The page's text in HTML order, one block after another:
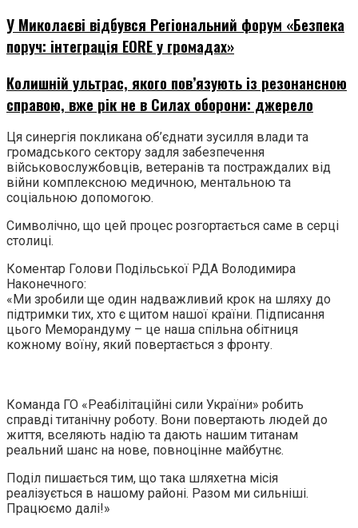
У Миколаєві відбувся Регіональний форум «Безпека
поруч: інтеграція EORE у громадах»
Колишній ультрас, якого пов’язують із резонансною
справою, вже рік не в Силах оборони: джерело
Ця синергія покликана об’єднати зусилля влади та
громадського сектору задля забезпечення
військовослужбовців, ветеранів та постраждалих від
війни комплексною медичною, ментальною та
соціальною допомогою.
Символічно, що цей процес розгортається саме в серці
столиці.
Коментар Голови Подільської РДА Володимира
Наконечного:
«Ми зробили ще один надважливий крок на шляху до
підтримки тих, хто є щитом нашої країни. Підписання
цього Меморандуму – це наша спільна обітниця
кожному воїну, який повертається з фронту.
Команда ГО «Реабілітаційні сили України» робить
справді титанічну роботу. Вони повертають людей до
життя, вселяють надію та дають нашим титанам
реальний шанс на нове, повноцінне майбутнє.
Поділ пишається тим, що така шляхетна місія
реалізується в нашому районі. Разом ми сильніші.
Працюємо далі!»